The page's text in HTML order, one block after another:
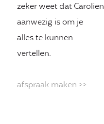
zeker weet dat Carolien
aanwezig is om je
alles te kunnen
vertellen.
afspraak maken >>